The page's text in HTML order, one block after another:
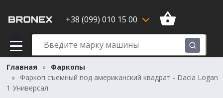
+38 (099) 010 15 00
Главная
Фаркопы
Фаркоп съемный под американский квадрат - Dacia Logan
1 Универсал